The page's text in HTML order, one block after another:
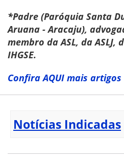
*Padre (Paróquia Santa
Aruana - Aracaju),
membro da ASL, da ASLJ,
IHGSE.
Confira AQUI mais
Notícias Indicadas